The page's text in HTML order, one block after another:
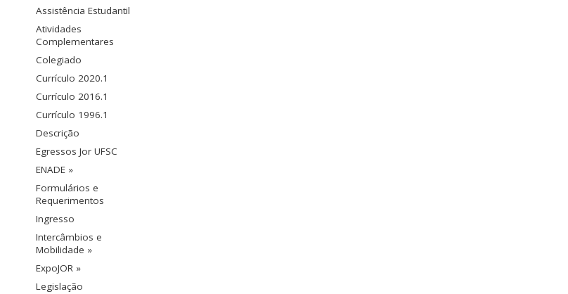
Assistência Estudantil
Atividades
Complementares
Colegiado
Currículo 2020.1
Currículo 2016.1
Currículo 1996.1
Descrição
Egressos Jor UFSC
ENADE »
Formulários e
Requerimentos
Ingresso
Intercâmbios e
Mobilidade »
ExpoJOR »
Legislação